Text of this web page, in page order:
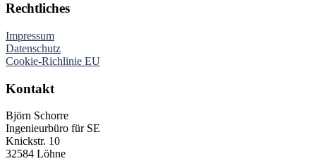
Rechtliches
Impressum
Datenschutz
Cookie-Richlinie EU
Kontakt
Björn Schorre
Ingenieurbüro für SE
Knickstr. 10
32584 Löhne